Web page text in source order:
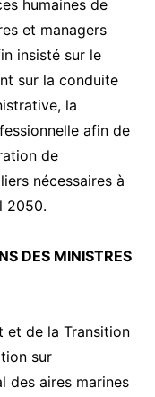
humaines de
et managers
insisté sur le
sur la conduite
la
afin de
de
nécessaires à
2050.
DES MINISTRES
et de la Transition
sur
des aires marines